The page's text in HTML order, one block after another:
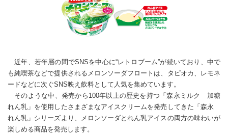
近年、若年層の間でSNSを中心に“レトロブーム”が続いており、中で
も純喫茶などで提供されるメロンソーダフロートは、タピオカ、レモネ
ードなどに次ぐSNS映え飲料として人気を集めています。
そのような中、発売から100年以上の歴史を持つ「森永ミルク 加糖
れん乳」を使用したさまざまなアイスクリームを発売してきた「森永
れん乳」シリーズより、メロンソーダとれん乳アイスの両方の味わいが
楽しめる商品を発売します。